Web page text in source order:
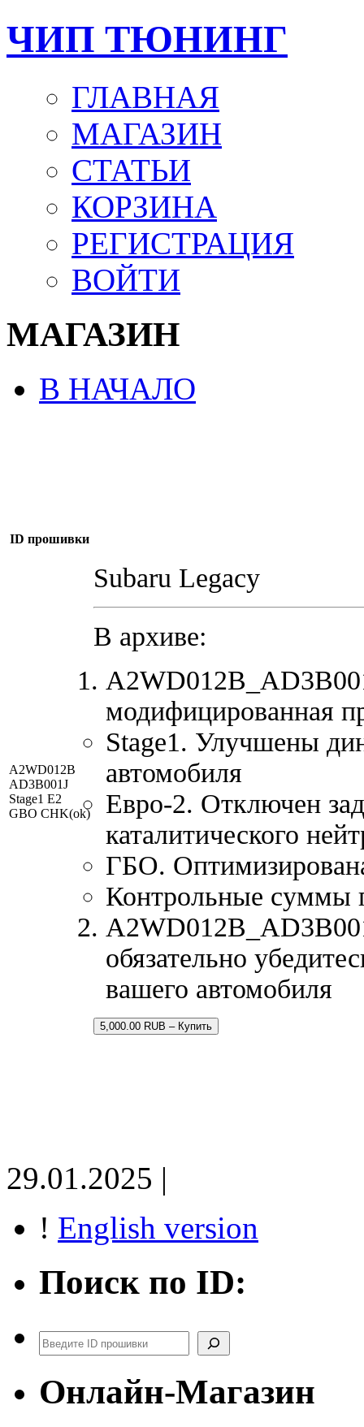
ЧИП ТЮНИНГ
ГЛАВНАЯ
МАГАЗИН
СТАТЬИ
КОРЗИНА
РЕГИСТРАЦИЯ
ВОЙТИ
МАГАЗИН
В НАЧАЛО
ID прошивки
A2WD012B
AD3B001J
Stage1 E2
GBO CHK(ok)
Subaru Legacy
В архиве:
модифицированная
Stage1. Улучшены
автомобиля
Евро-2. Отключен
каталитического
ГБО.
Контрольные суммы
обязательно
вашего автомобиля
5,000.00 RUB – Купить
29.01.2025 |
! English version
Поиск по ID:
Поиск
Онлайн-Магазин